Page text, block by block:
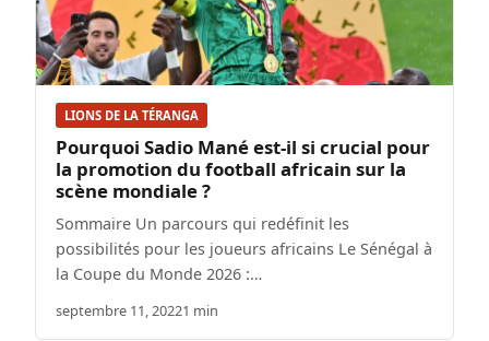
LIONS DE LA TÉRANGA
Pourquoi Sadio Mané est-il si crucial pour
la promotion du football africain sur la
scène mondiale ?
Sommaire Un parcours qui redéfinit les
possibilités pour les joueurs africains Le Sénégal à
la Coupe du Monde 2026 :…
septembre 11, 20221 min